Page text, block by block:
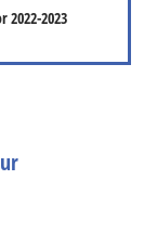
2022-2023